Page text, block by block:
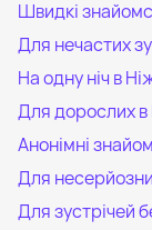
Швидкі
Для нечастих
На одну ніч в
Для дорослих
Анонімні
Для
Для зустрічей